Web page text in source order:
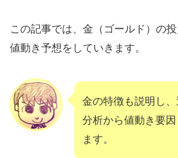
この記事では、金（ゴールド）の
値動き予想をしていきます。
金の特徴も説明し
分析から値動き要
ます。